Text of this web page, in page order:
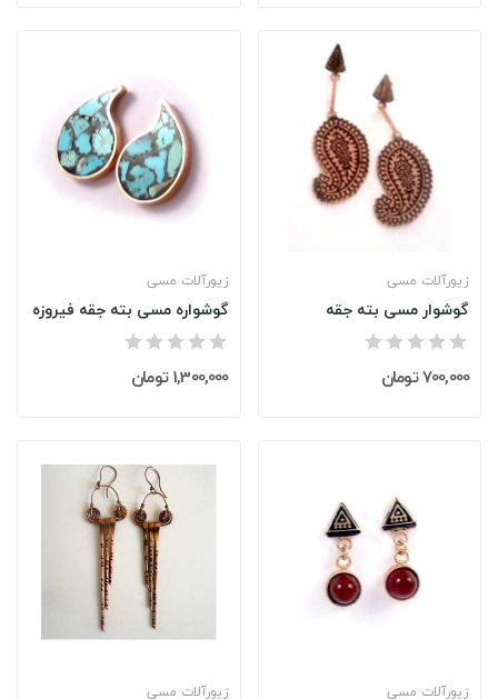
زیورآلات مسی
گوشوار مسی بته جقه
700,000 تومان
زیورآلات مسی
گوشواره مسی بته جقه فیروزه
1,300,000 تومان
زیورآلات مسی زیورآلات مسی